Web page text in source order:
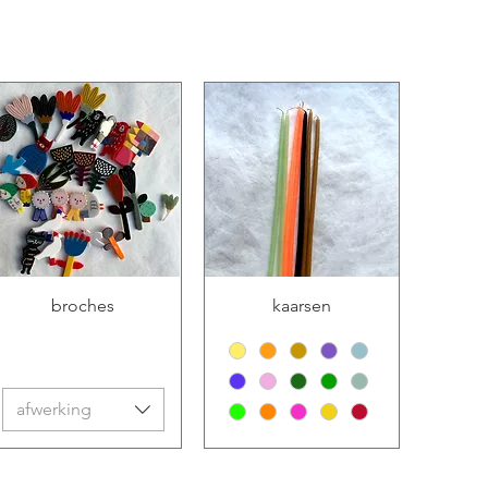
broches
afwerking
kaarsen